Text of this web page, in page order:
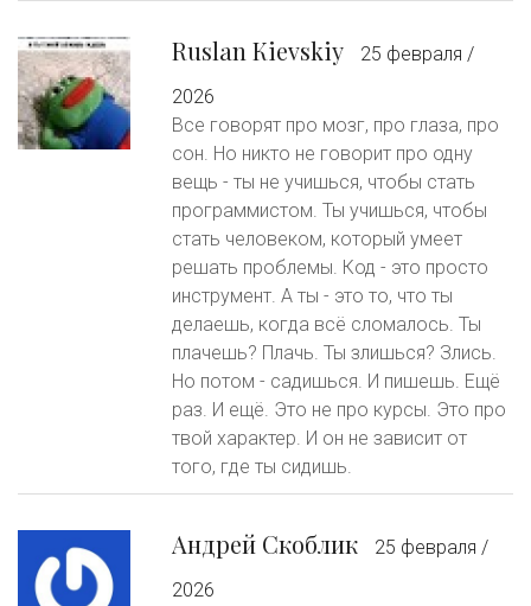
Ruslan Кievskiy
25 февраля /
2026
Все говорят про мозг, про глаза, про
сон. Но никто не говорит про одну
вещь - ты не учишься, чтобы стать
программистом. Ты учишься, чтобы
стать человеком, который умеет
решать проблемы. Код - это просто
инструмент. А ты - это то, что ты
делаешь, когда всё сломалось. Ты
плачешь? Плачь. Ты злишься? Злись.
Но потом - садишься. И пишешь. Ещё
раз. И ещё. Это не про курсы. Это про
твой характер. И он не зависит от
того, где ты сидишь.
Андрей Скоблик
25 февраля /
2026